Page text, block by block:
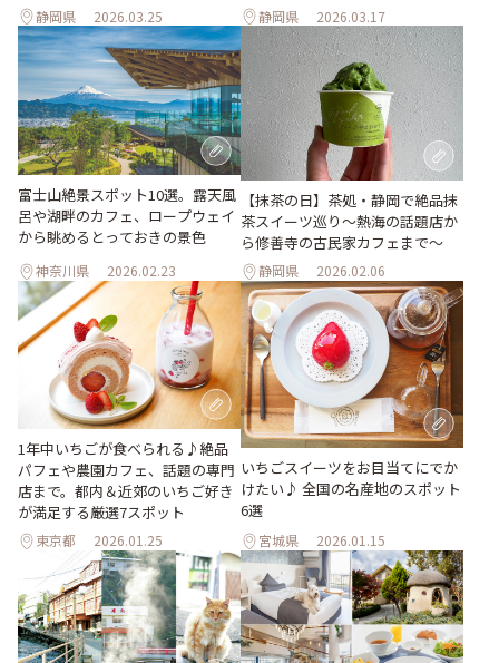
静岡県 2026.03.25 静岡県 2026.03.17
富士山絶景スポット10選。露天風
呂や湖畔のカフェ、ロープウェイ
から眺めるとっておきの景色
神奈川県 2026.02.23
【抹茶の日】茶処・静岡で絶品抹
茶スイーツ巡り～熱海の話題店か
ら修善寺の古民家カフェまで～
静岡県 2026.02.06
1年中いちごが食べられる♪絶品
パフェや農園カフェ、話題の専門
店まで。都内＆近郊のいちご好き
が満足する厳選7スポット
東京都 2026.01.25
いちごスイーツをお目当てにでか
けたい♪ 全国の名産地のスポット
6選
宮城県 2026.01.15